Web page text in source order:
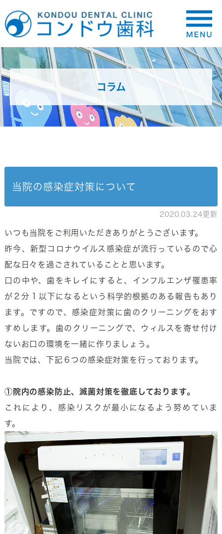
コラム
当院の感染症対策について
2020.03.24更新
いつも当院をご利用いただきありがとうございます。
昨今、新型コロナウイルス感染症が流行っているので心
配な日々を過ごされていることと思います。
口の中や、歯をキレイにすると、インフルエンザ罹患率
が２分１以下になるという科学的根拠のある報告もあり
ます。ですので、感染症対策に歯のクリーニングをおす
すめします。歯のクリーニングで、ウィルスを寄せ付け
ないお口の環境を一緒に作りましょう。
当院では、下記６つの感染症対策を行っております。
①院内の感染防止、滅菌対策を徹底しております。
これにより、感染リスクが最小になるよう努めていま
す。